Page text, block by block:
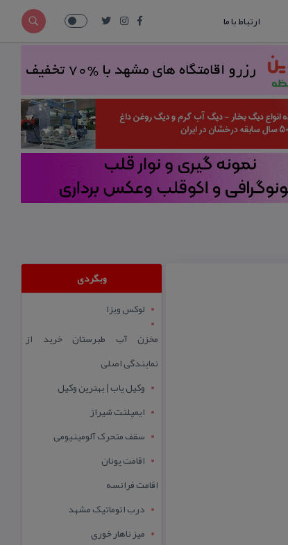
ارتباط با ما
وبگردی
لوکس ویزا
مخزن آب طبرستان خرید از
نمایندگی اصلی
وکیل یاب | بهترین وکیل
ایمپلنت شیراز
سقف متحرک آلومینیومی
اقامت یونان
اقامت فرانسه
درب اتوماتیک مشهد
میز ناهار خوری